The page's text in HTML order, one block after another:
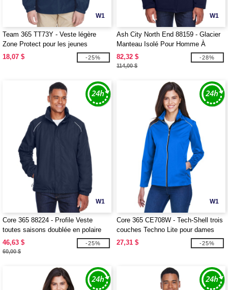
W1
Team 365 TT73Y - Veste légère
Zone Protect pour les jeunes
18,07 $
-25%
W1
Ash City North End 88159 - Glacier
Manteau Isolé Pour Homme À
Extérieur Doux Avec Capuchon
Amovible
82,32 $
114,00 $
-28%
W1
Core 365 88224 - Profile Veste
toutes saisons doublée en polaire
46,63 $
60,00 $
-25%
W1
Core 365 CE708W - Tech-Shell trois
couches Techno Lite pour dames
27,31 $
-25%